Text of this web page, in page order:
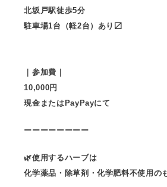
北坂戸駅徒歩5分
駐車場1台（軽2台）あり〼
｜参加費｜
10,000円
現金またはPayPayにて
ーーーーーーーー
🌿使用するハーブは
化学薬品・除草剤・化学肥料不使用の